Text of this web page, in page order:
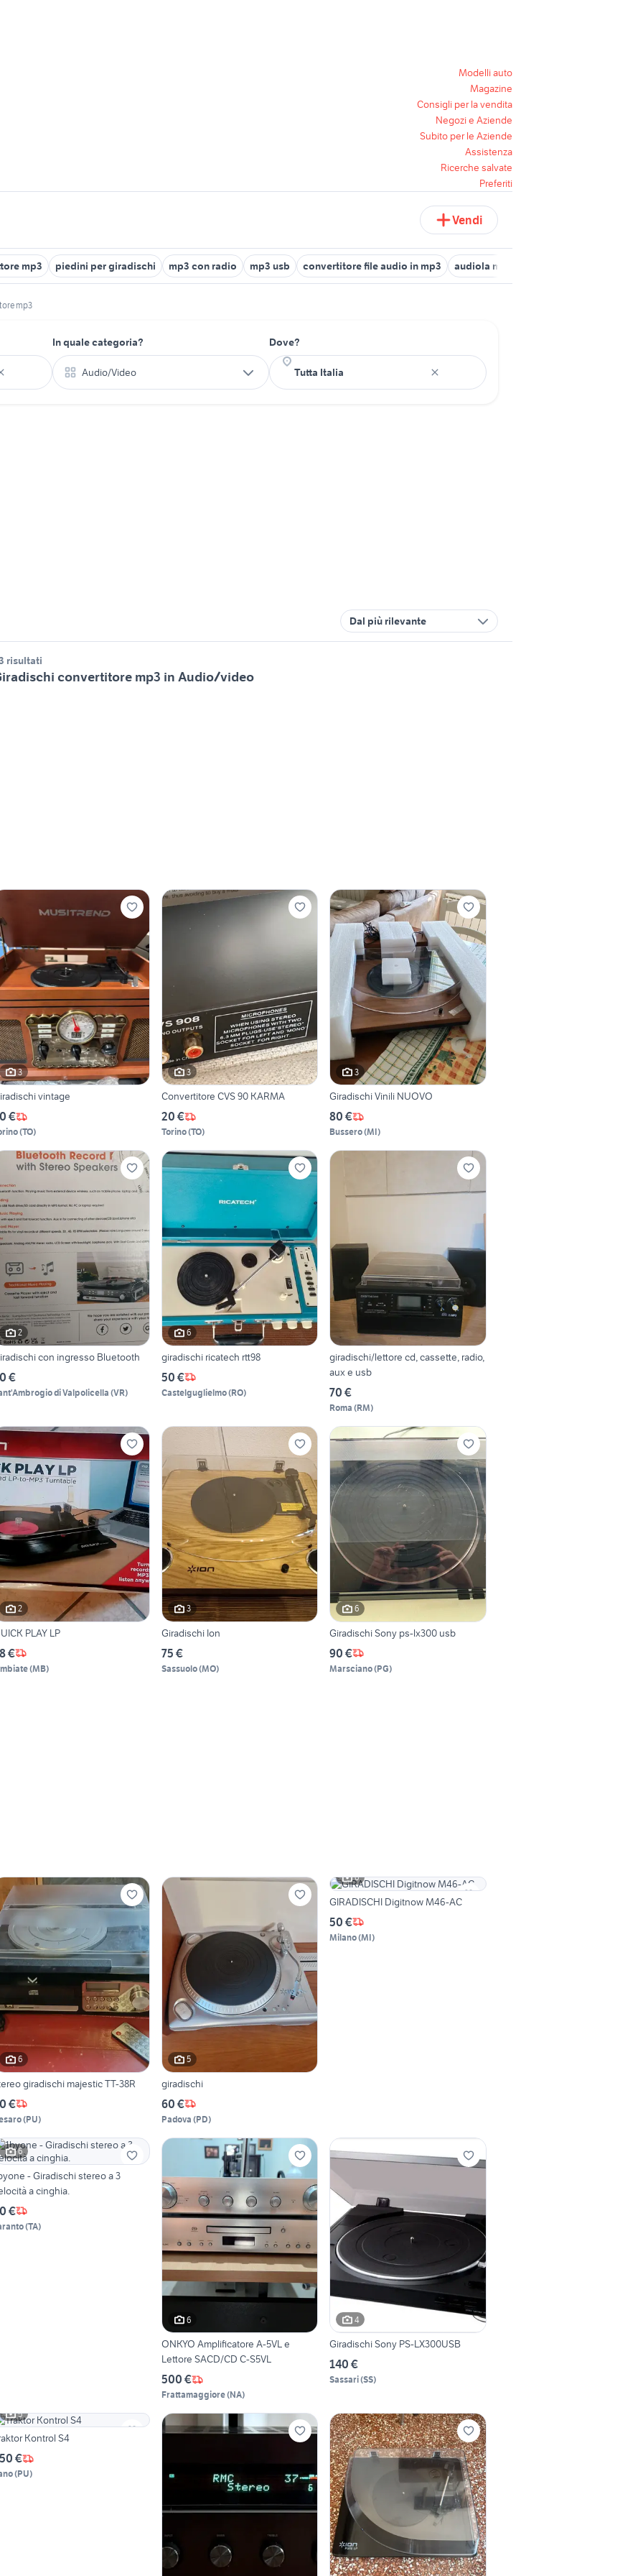
Modelli auto
Magazine
Consigli per la vendita
Negozi e Aziende
Subito per le Aziende
Assistenza
Ricerche salvate
Preferiti
Vendi
mp3 piedini per giradischi mp3 con radio mp3 usb convertitore file audio in mp3 audiola mp3
mp3
In quale categoria?
Audio/Video
Dove?
Dal più rilevante
risultati
convertitore mp3 in Audio/video
3
vintage
€
(TO)
3
Convertitore CVS 90 KARMA
20 €
Torino(TO)
3
Giradischi Vinili NUOVO
80 €
Bussero(MI)
2
con ingresso Bluetooth
€
di Valpolicella (VR)
6
giradischi ricatech rtt98
50 €
Castelguglielmo(RO)
giradischi/lettore cd, cassette, radio,
aux e usb
70 €
Roma (RM)
2
PLAY LP
€
(MB)
3
Giradischi Ion
75 €
Sassuolo(MO)
6
Giradischi Sony ps-lx300 usb
90 €
Marsciano(PG)
6
giradischi majestic TT-38R
€
(PU)
5
giradischi
60 €
Padova (PD)
6
GIRADISCHI Digitnow M46-AC
50 €
Milano(MI)
6
- Giradischi stereo a 3
a cinghia.
€
(TA)
6
ONKYO Amplificatore A-5VL e
Lettore SACD/CD C-S5VL
500 €
Frattamaggiore(NA)
4
Giradischi Sony PS-LX300USB
140 €
Sassari(SS)
5
Kontrol S4
€
(PU)